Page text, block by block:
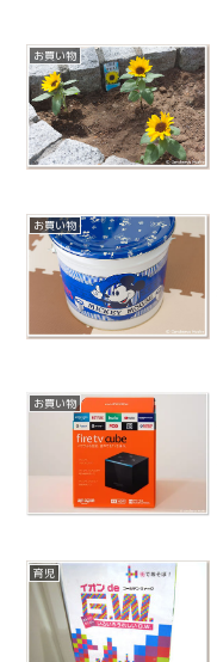
お買い物
お買い物
お買い物
育児